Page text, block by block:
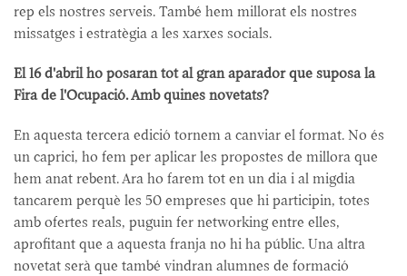
rep els nostres serveis. També hem millorat els nostres
missatges i estratègia a les xarxes socials.
El 16 d'abril ho posaran tot al gran aparador que suposa la
Fira de l'Ocupació. Amb quines novetats?
En aquesta tercera edició tornem a canviar el format. No és
un caprici, ho fem per aplicar les propostes de millora que
hem anat rebent. Ara ho farem tot en un dia i al migdia
tancarem perquè les 50 empreses que hi participin, totes
amb ofertes reals, puguin fer networking entre elles,
aprofitant que a aquesta franja no hi ha públic. Una altra
novetat serà que també vindran alumnes de formació